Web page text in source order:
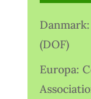
(DOF)
Europa: